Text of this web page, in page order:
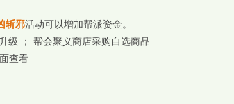
斩邪活动可以增加帮派资金。
级 ； 帮会聚义商店采购自选商品
查看